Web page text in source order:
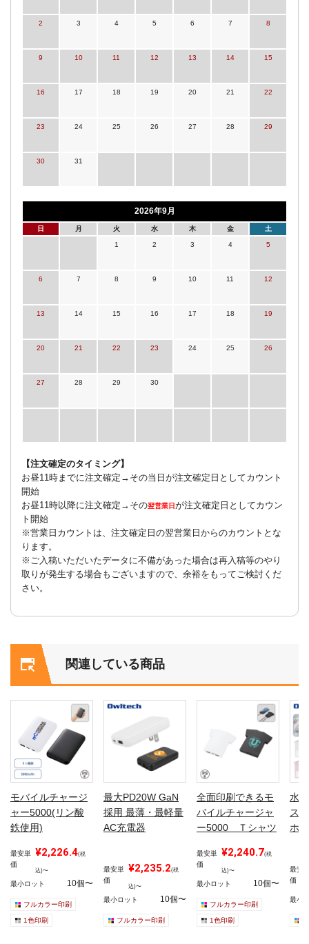
2 3 4 5 6 7 8
9 10 11 12 13 14 15
16 17 18 19 20 21 22
23 24 25 26 27 28 29
30 31
2026年9月
日 月 火 水 木 金 土
1 2 3 4 5
6 7 8 9 10 11 12
13 14 15 16 17 18 19
20 21 22 23 24 25 26
27 28 29 30
【注文確定のタイミング】
お昼11時までに注文確定→その当日が注文確定日としてカウント
開始
お昼11時以降に注文確定→その翌営業日が注文確定日としてカウン
ト開始
※営業日カウントは、注文確定日の翌営業日からのカウントとな
ります。
※ご入稿いただいたデータに不備があった場合は再入稿等のやり
取りが発生する場合もございますので、余裕をもってご検討くだ
さい。
関連している商品
モバイルチャージ
ャー5000(リン酸
鉄使用)
最安単
価
¥2,226.4(税
込)〜
最小ロット 10個〜
フルカラー印刷
1色印刷
最大PD20W GaN
採用 最薄・最軽量
AC充電器
最安単
価
¥2,235.2(税
込)〜
最小ロット 10個〜
フルカラー印刷
全面印刷できるモ
バイルチャージャ
ー5000 Ｔシャツ
最安単
価
¥2,240.7(税
込)〜
最小ロット 10個〜
フルカラー印刷
1色印刷
水
ス
ホ
最安
価
最小